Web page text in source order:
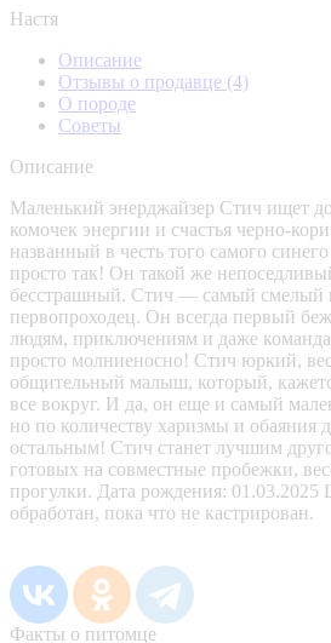
Настя
Описание
Отзывы о продавце (4)
О породе
Советы
Описание
Маленький энерджайзер Стич ищет
комочек энергии и счастья черно-
названный в честь того самого
просто так! Он такой же
бесстрашный. Стич — самый смелый
первопроходец. Он всегда первый
людям, приключениям и даже
просто молниеносно! Стич юркий,
общительный малыш, который,
все вокруг. И да, он еще и самый
но по количеству харизмы и обаяния
остальным! Стич станет лучшим
готовых на совместные пробежки,
прогулки. Дата рождения: 01.03.2025
обработан, пока что не кастрирован.
Факты о питомце